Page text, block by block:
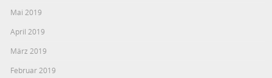
Mai 2019
April 2019
März 2019
Februar 2019